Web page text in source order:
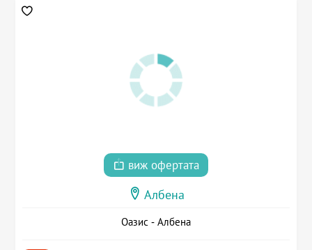
виж офертата
Албена
Оазис - Албена